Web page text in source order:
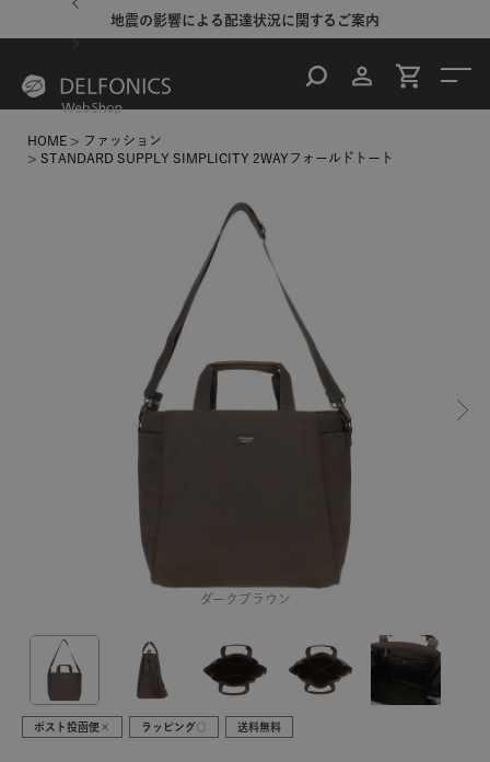
地震の影響による配達状況に関するご案内
HOME
ファッション
STANDARD SUPPLY SIMPLICITY 2WAYフォールドトート
ダークブラウン
ポスト投函便× ラッピング○ 送料無料